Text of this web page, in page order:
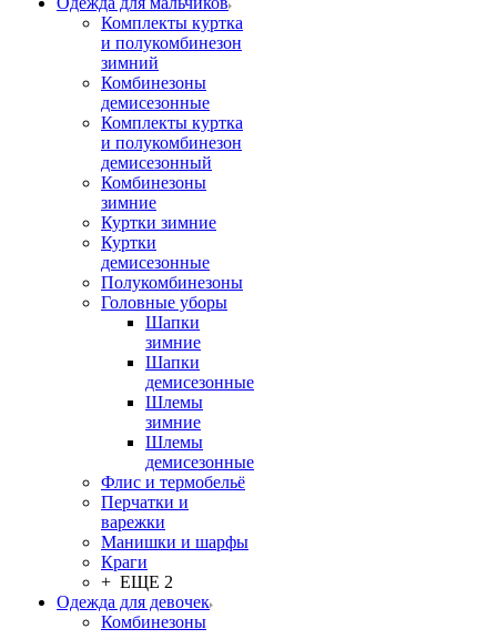
Комплекты куртка
и полукомбинезон
зимний
Комбинезоны
демисезонные
Комплекты куртка
и полукомбинезон
демисезонный
Комбинезоны
зимние
Куртки зимние
Куртки
демисезонные
Полукомбинезоны
Головные уборы
Шапки
зимние
Шапки
демисезонные
Шлемы
зимние
Шлемы
демисезонные
Флис и термобельё
Перчатки и
варежки
Манишки и шарфы
Краги
+ ЕЩЕ 2
Одежда для девочек
Комбинезоны